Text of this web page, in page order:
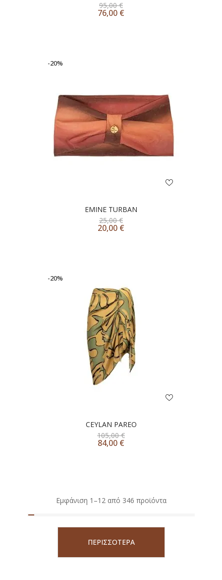
95,00€
76,00 €
-20%
EMINE TURBAN
25,00€
20,00 €
-20%
CEYLAN PAREO
105,00€
84,00 €
Εμφάνιση 1–12 από 346 προϊόντα
ΠΕΡΙΣΣΟΤΕΡΑ